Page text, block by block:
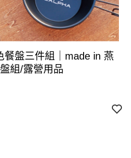
餐盤三件組｜made in 燕
組/露營用品